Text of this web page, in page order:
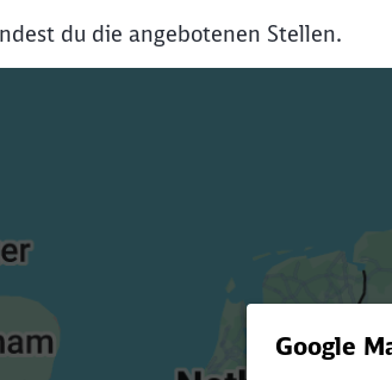
du die angebotenen Stellen.